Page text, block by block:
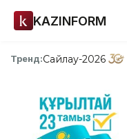
KAZINFORM
Тренд:Сайлау-2026